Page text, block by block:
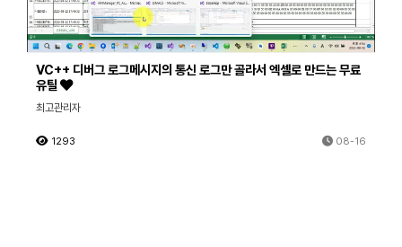
VC++ 디버그 로그메시지의 통신 로그만 골라서 엑셀로 만드는 무료
유틸
최고관리자
1293 08-16